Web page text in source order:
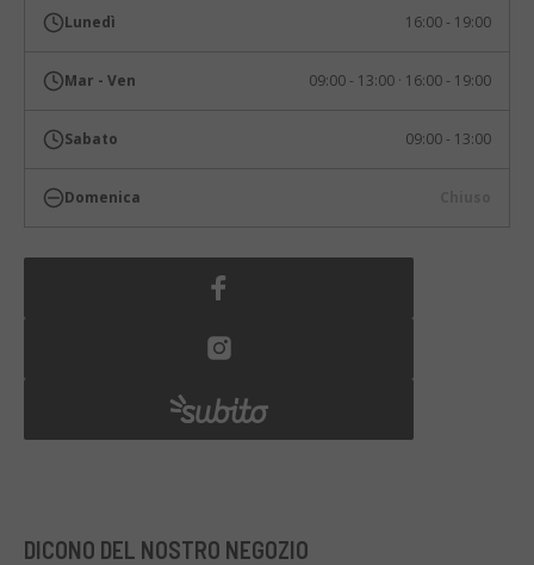
Lunedì 16:00 - 19:00
Mar - Ven 09:00 - 13:00 · 16:00 - 19:00
Sabato 09:00 - 13:00
Domenica
DICONO DEL NOSTRO NEGOZIO